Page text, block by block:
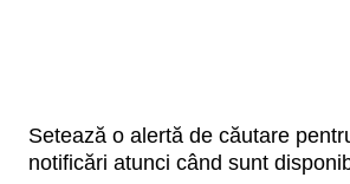
Setează o alertă de căutare
notificări atunci când sunt